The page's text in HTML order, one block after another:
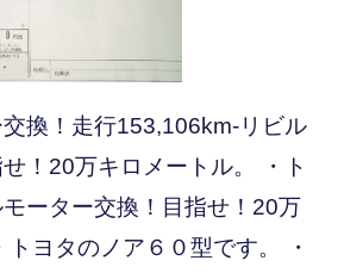
交換！走行153,106km-リビル
！20万キロメートル。 ・ト
ーター交換！目指せ！20万
ヨタのノア６０型です。 ・